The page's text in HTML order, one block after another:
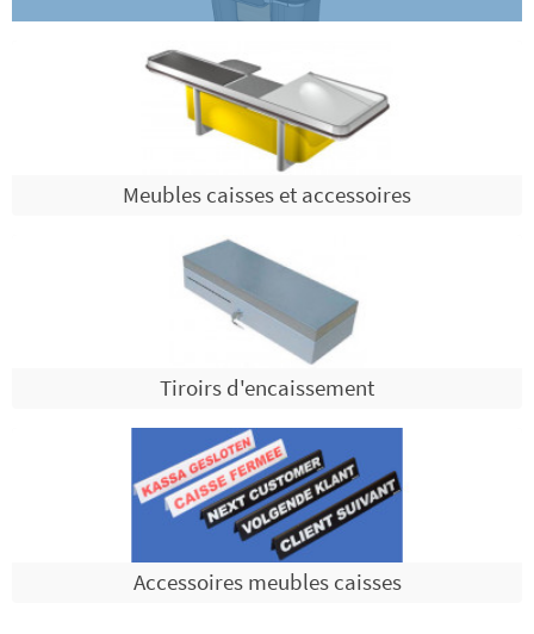
Meubles caisses et accessoires
Tiroirs d'encaissement
Accessoires meubles caisses